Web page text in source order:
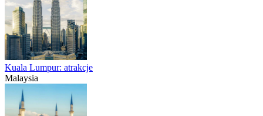
Kuala Lumpur: atrakcje
Malaysia